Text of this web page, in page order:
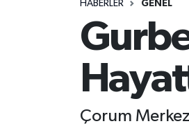
HABERLER GENEL
Çorum
Tüm Manşetler
Haber Arşivi